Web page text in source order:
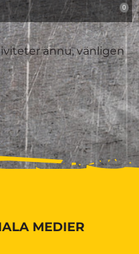
0
ännu, vänligen
MEDIER